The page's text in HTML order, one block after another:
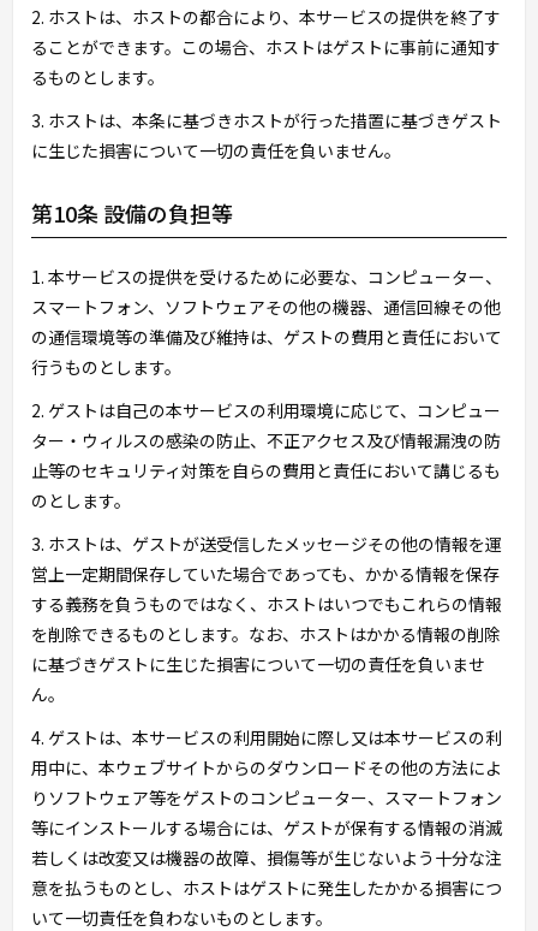
2. ホストは、ホストの都合により、本サービスの提供を終了す
ることができます。この場合、ホストはゲストに事前に通知す
るものとします。
3. ホストは、本条に基づきホストが行った措置に基づきゲスト
に生じた損害について一切の責任を負いません。
第10条 設備の負担等
1. 本サービスの提供を受けるために必要な、コンピューター、
スマートフォン、ソフトウェアその他の機器、通信回線その他
の通信環境等の準備及び維持は、ゲストの費用と責任において
行うものとします。
2. ゲストは自己の本サービスの利用環境に応じて、コンピュー
ター・ウィルスの感染の防止、不正アクセス及び情報漏洩の防
止等のセキュリティ対策を自らの費用と責任において講じるも
のとします。
3. ホストは、ゲストが送受信したメッセージその他の情報を運
営上一定期間保存していた場合であっても、かかる情報を保存
する義務を負うものではなく、ホストはいつでもこれらの情報
を削除できるものとします。なお、ホストはかかる情報の削除
に基づきゲストに生じた損害について一切の責任を負いませ
ん。
4. ゲストは、本サービスの利用開始に際し又は本サービスの利
用中に、本ウェブサイトからのダウンロードその他の方法によ
りソフトウェア等をゲストのコンピューター、スマートフォン
等にインストールする場合には、ゲストが保有する情報の消滅
若しくは改変又は機器の故障、損傷等が生じないよう十分な注
意を払うものとし、ホストはゲストに発生したかかる損害につ
いて一切責任を負わないものとします。